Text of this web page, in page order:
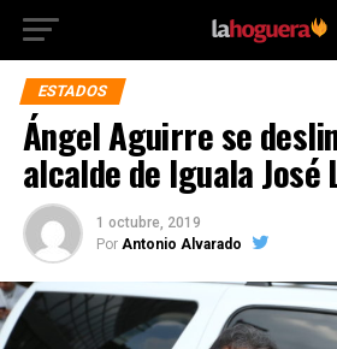
ESTADOS
Ángel Aguirre se
alcalde de Iguala José
1 octubre, 2019
Por Antonio Alvarado